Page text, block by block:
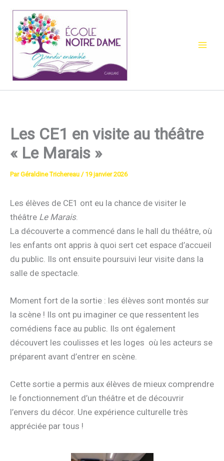
contenu
Les CE1 en visite au théâtre
« Le Marais »
ParGéraldine Trichereau / 19 janvier 2026
Les élèves de CE1 ont eu la chance de visiter le
théâtre Le Marais.
La découverte a commencé dans le hall du théâtre, où
les enfants ont appris à quoi sert cet espace d’accueil
du public. Ils ont ensuite poursuivi leur visite dans la
salle de spectacle.
Moment fort de la sortie : les élèves sont montés sur
la scène ! Ils ont pu imaginer ce que ressentent les
comédiens face au public. Ils ont également
découvert les coulisses et les loges où les acteurs se
préparent avant d’entrer en scène.
Cette sortie a permis aux élèves de mieux comprendre
le fonctionnement d’un théâtre et de découvrir
l’envers du décor. Une expérience culturelle très
appréciée par tous !